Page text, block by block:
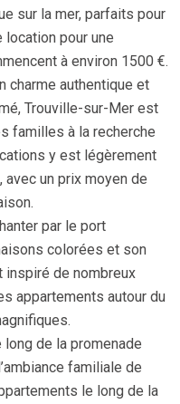
sur la mer, parfaits pour
location pour une
à environ 1500 €.
charme authentique et
Trouville-sur-Mer est
familles à la recherche
y est légèrement
avec un prix moyen de
par le port
colorées et son
inspiré de nombreux
appartements autour du
de la promenade
familiale de
le long de la